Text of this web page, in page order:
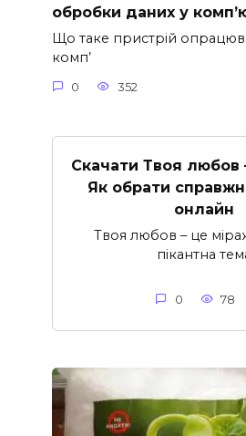
обробки даних у
Що таке пристрій
комп’
0 352
Скачати Твоя любов
Як обрати
онлайн
Твоя любов – це
пікантна
0 78